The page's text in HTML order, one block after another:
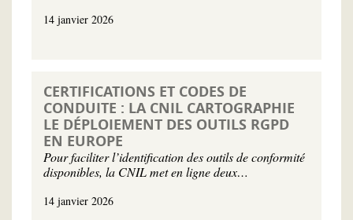
14 janvier 2026
CERTIFICATIONS ET CODES DE
CONDUITE : LA CNIL CARTOGRAPHIE
LE DÉPLOIEMENT DES OUTILS RGPD
EN EUROPE
Pour faciliter l’identification des outils de conformité
disponibles, la CNIL met en ligne deux…
14 janvier 2026